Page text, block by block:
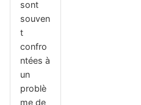
sont
souven
t
confro
ntées à
un
problè
me de